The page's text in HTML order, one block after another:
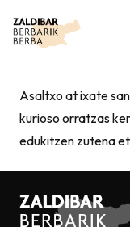
Asaltxo at ixate
kurioso orratzas
edukitzen zutena